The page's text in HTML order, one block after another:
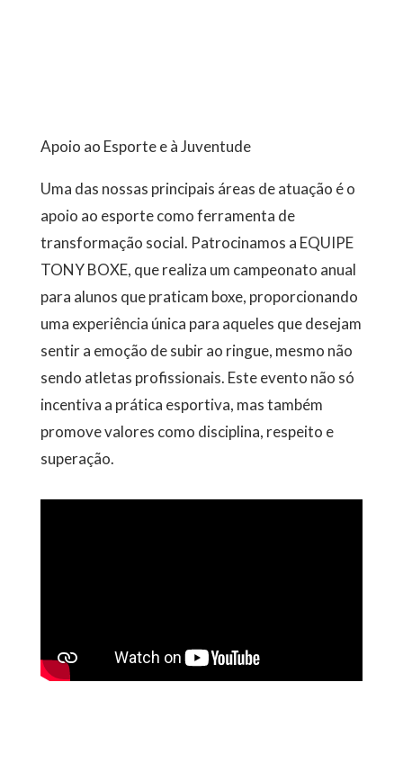
Apoio ao Esporte e à Juventude
Uma das nossas principais áreas de atuação é o
apoio ao esporte como ferramenta de
transformação social. Patrocinamos a EQUIPE
TONY BOXE, que realiza um campeonato anual
para alunos que praticam boxe, proporcionando
uma experiência única para aqueles que desejam
sentir a emoção de subir ao ringue, mesmo não
sendo atletas profissionais. Este evento não só
incentiva a prática esportiva, mas também
promove valores como disciplina, respeito e
superação.